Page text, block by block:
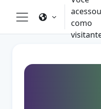
Ir para o conteúdo principal
Painel lateral
acessou
como